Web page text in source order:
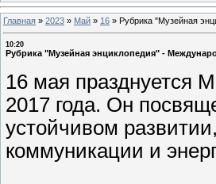
Главная » 2023 » Май » 16 » Рубрика "Музейная
10:20
Рубрика "Музейная энциклопедия" -
16 мая празднуется
2017 года. Он
устойчивом
коммуникации и